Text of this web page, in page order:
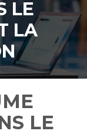
LE
LA
LE